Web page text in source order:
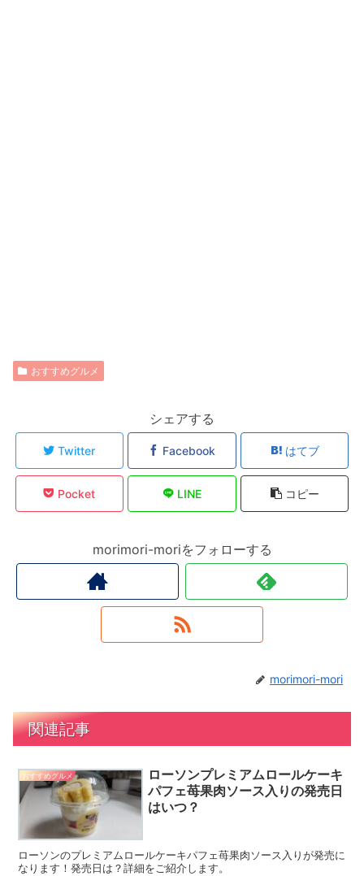
おすすめグルメ
シェアする
Twitter Facebook はてブ
Pocket LINE コピー
morimori-moriをフォローする
morimori-mori
関連記事
おすすめグルメ
ローソンプレミアムロールケーキ
パフェ苺果肉ソース入りの発売日
はいつ？
ローソンのプレミアムロールケーキパフェ苺果肉ソース入りが発売に
なります！発売日は？詳細をご紹介します。